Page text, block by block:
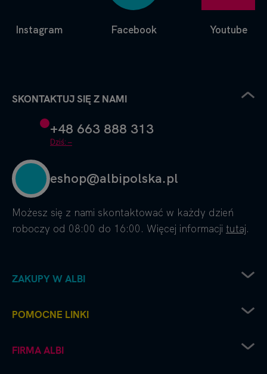
Facebook
Instagram Youtube
SKONTAKTUJ SIĘ Z NAMI
+48 663 888 313
Dziś: –
eshop@albipolska.pl
Możesz się z nami skontaktować w każdy dzień
roboczy od 08:00 do 16:00. Więcej informacji tutaj.
ZAKUPY W ALBI
Sposoby dostawy
Reklamacje
POMOCNE LINKI
Recenzje i oceny
FIRMA ALBI